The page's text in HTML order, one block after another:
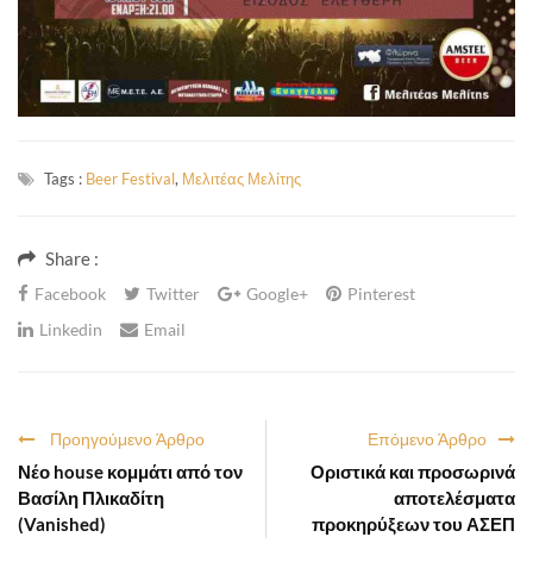
Tags : Beer Festival, Μελιτέας Μελίτης
Share :
Facebook Twitter Google+
Pinterest
Linkedin
Email
Επόμενο Άρθρο
Οριστικά και προσωρινά
αποτελέσματα
προκηρύξεων του ΑΣΕΠ
Προηγούμενο Άρθρο
Νέο house κομμάτι από τον
Βασίλη Πλικαδίτη
(Vanished)